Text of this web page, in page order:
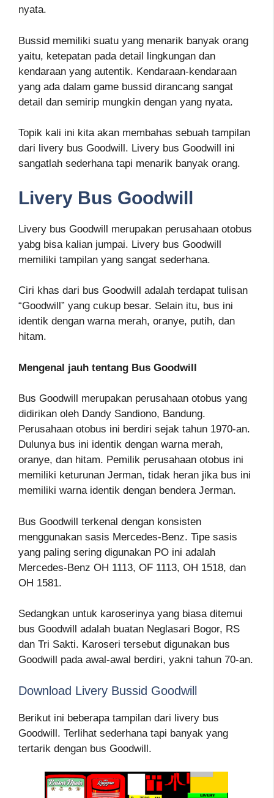
nyata.
Bussid memiliki suatu yang menarik banyak orang
yaitu, ketepatan pada detail lingkungan dan
kendaraan yang autentik. Kendaraan-kendaraan
yang ada dalam game bussid dirancang sangat
detail dan semirip mungkin dengan yang nyata.
Topik kali ini kita akan membahas sebuah tampilan
dari livery bus Goodwill. Livery bus Goodwill ini
sangatlah sederhana tapi menarik banyak orang.
Livery Bus Goodwill
Livery bus Goodwill merupakan perusahaan otobus
yabg bisa kalian jumpai. Livery bus Goodwill
memiliki tampilan yang sangat sederhana.
Ciri khas dari bus Goodwill adalah terdapat tulisan
“Goodwill” yang cukup besar. Selain itu, bus ini
identik dengan warna merah, oranye, putih, dan
hitam.
Mengenal jauh tentang Bus Goodwill
Bus Goodwill merupakan perusahaan otobus yang
didirikan oleh Dandy Sandiono, Bandung.
Perusahaan otobus ini berdiri sejak tahun 1970-an.
Dulunya bus ini identik dengan warna merah,
oranye, dan hitam. Pemilik perusahaan otobus ini
memiliki keturunan Jerman, tidak heran jika bus ini
memiliki warna identik dengan bendera Jerman.
Bus Goodwill terkenal dengan konsisten
menggunakan sasis Mercedes-Benz. Tipe sasis
yang paling sering digunakan PO ini adalah
Mercedes-Benz OH 1113, OF 1113, OH 1518, dan
OH 1581.
Sedangkan untuk karoserinya yang biasa ditemui
bus Goodwill adalah buatan Neglasari Bogor, RS
dan Tri Sakti. Karoseri tersebut digunakan bus
Goodwill pada awal-awal berdiri, yakni tahun 70-an.
Download Livery Bussid Goodwill
Berikut ini beberapa tampilan dari livery bus
Goodwill. Terlihat sederhana tapi banyak yang
tertarik dengan bus Goodwill.